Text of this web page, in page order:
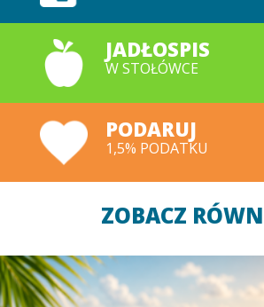
JADŁOSPIS
W STOŁÓWCE
PODARUJ
1,5% PODATKU
ZOBACZ